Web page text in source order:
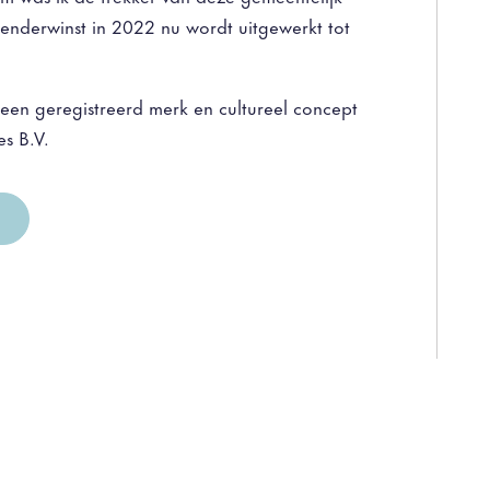
in 2022 nu wordt uitgewerkt tot
geregistreerd merk en cultureel concept
B.V.